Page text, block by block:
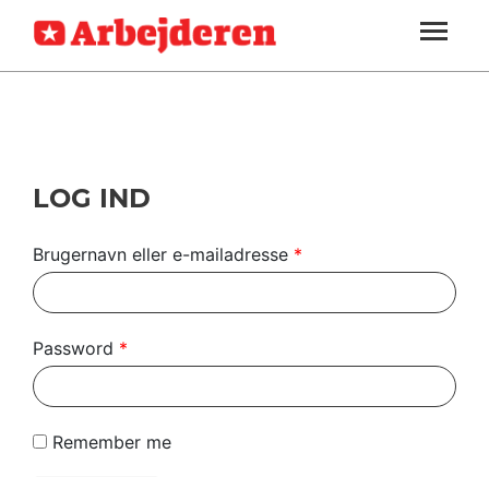
SEKTIONER
ARBEJDEREN
MENER
UDLAND
DEBAT
TIL
SOUNDCLOUD
ABONNER
LOG IND
LOG IND
Brugernavn eller e-mailadresse *
Password *
Remember me